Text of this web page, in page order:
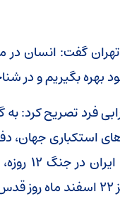
گفت: انسان در
بگیریم و در
فرد تصریح کرد:
استکباری جهان،
رویداد شگفت انگیز ۲۲